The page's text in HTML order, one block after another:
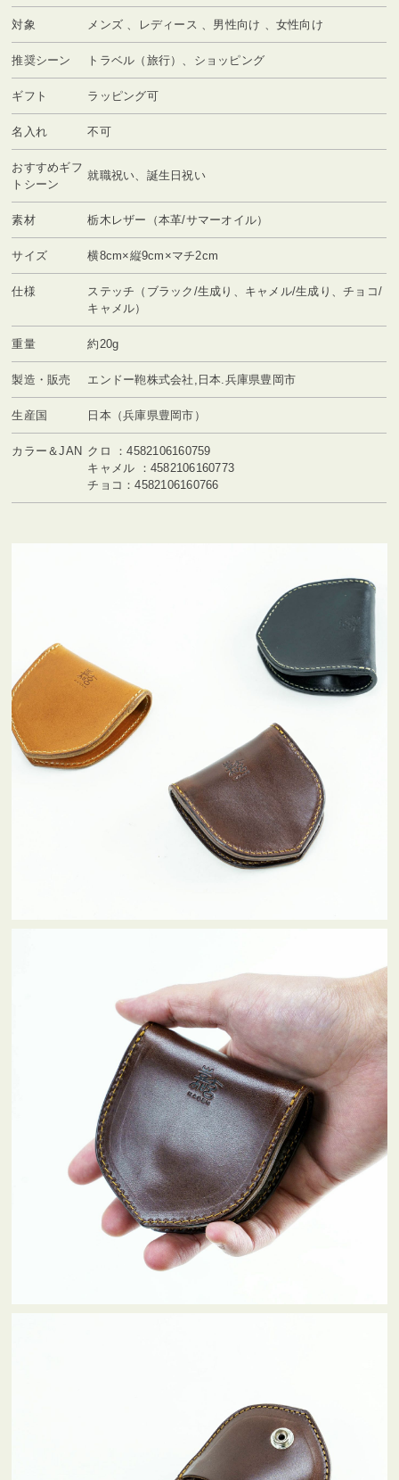
対象 メンズ 、レディース 、男性向け 、女性向け
推奨シーン トラベル（旅行）、ショッピング
ギフト ラッピング可
名入れ 不可
おすすめギフ
トシーン
就職祝い、誕生日祝い
素材 栃木レザー（本革/サマーオイル）
サイズ 横8cm×縦9cm×マチ2cm
仕様
ステッチ（ブラック/生成り、キャメル/生成り、チョコ/
キャメル）
重量 約20g
製造・販売 エンドー鞄株式会社,日本.兵庫県豊岡市
生産国 日本（兵庫県豊岡市）
カラー＆JAN クロ ：4582106160759
キャメル ：4582106160773
チョコ：4582106160766